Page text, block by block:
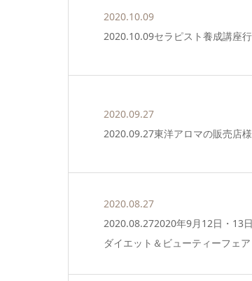
2020.10.09
2020.10.09セラピスト養成講座
2020.09.27
2020.09.27東洋アロマの販売店
2020.08.27
2020.08.272020年9月12日・13
ダイエット＆ビューティーフェ